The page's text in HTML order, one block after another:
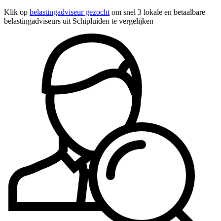
Klik op belastingadviseur gezocht om snel 3 lokale en betaalbare
belastingadviseurs uit Schipluiden te vergelijken